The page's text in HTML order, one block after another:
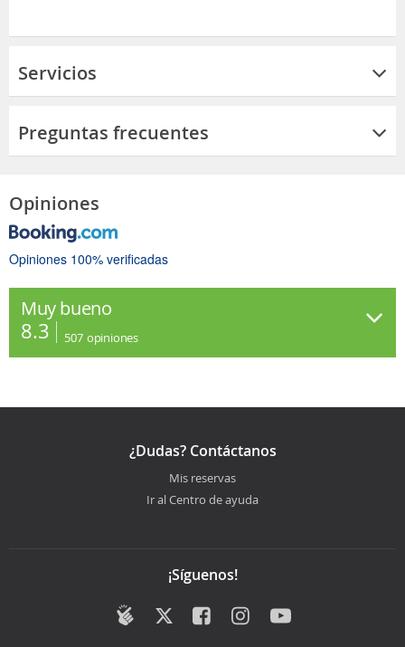
Servicios
Preguntas frecuentes
Opiniones
Opiniones 100% verificadas
Muy bueno
8.3 507 opiniones
¿Dudas? Contáctanos
Mis reservas
Ir al Centro de ayuda
¡Síguenos!